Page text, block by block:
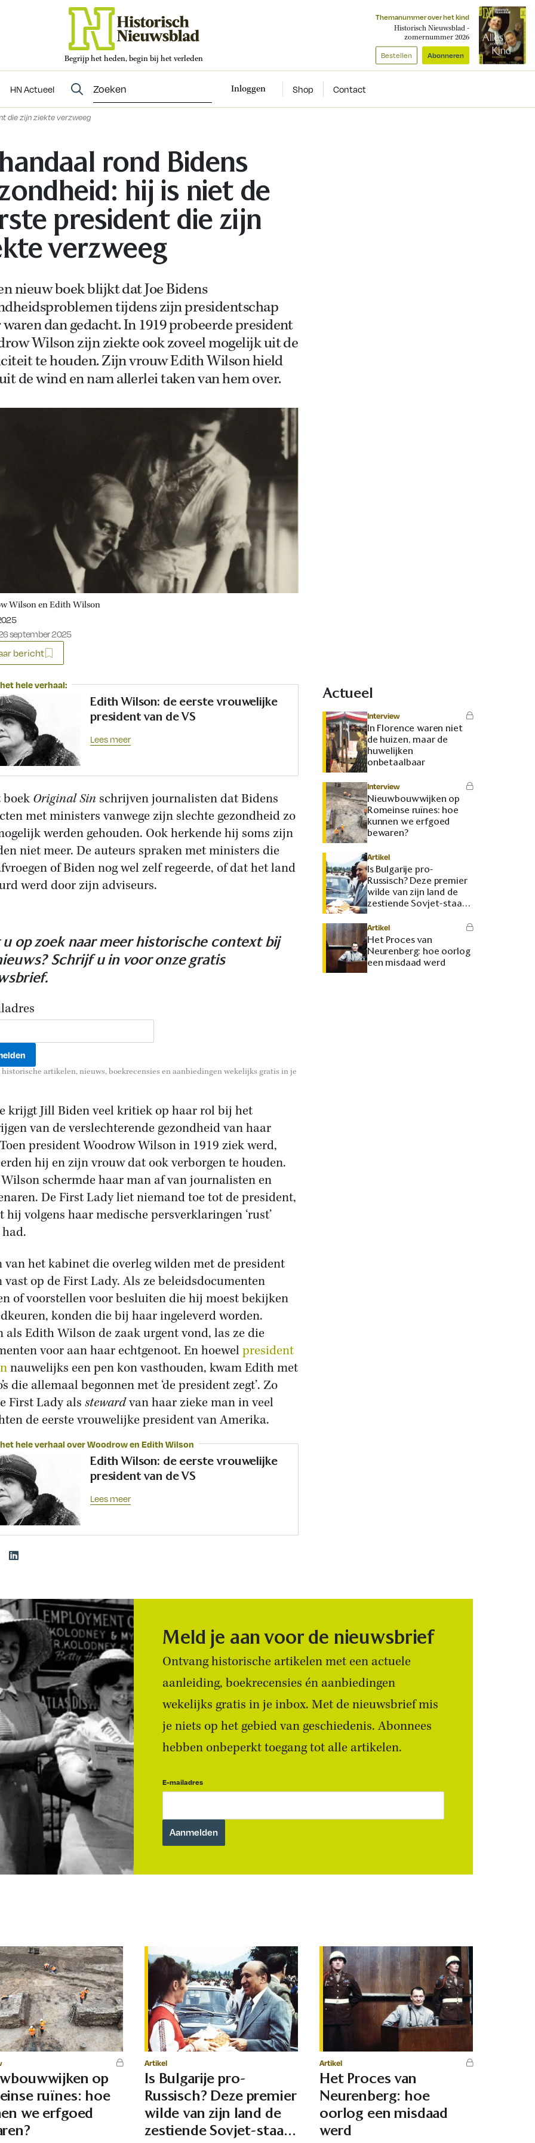
Begrijp het heden, begin bij het verleden
Themanummer over het kind
Historisch Nieuwsblad -
zomernummer 2026
Bestellen Abonneren
HN Actueel Inloggen Shop Contact
Evenementen
die zijn ziekte verzweeg
rond Bidens
hij is niet de
president die zijn
verzweeg
nieuw boek blijkt dat Joe Bidens
tijdens zijn presidentschap
dan gedacht. In 1919 probeerde president
Wilson zijn ziekte ook zoveel mogelijk uit de
te houden. Zijn vrouw Edith Wilson hield
de wind en nam allerlei taken van hem over.
Wilson en Edith Wilson
op:
september 2025
bericht
hele verhaal:
Edith Wilson: de eerste vrouwelijke
president van de VS
Lees meer
Original Sin schrijven journalisten dat Bidens
met ministers vanwege zijn slechte gezondheid zo
werden gehouden. Ook herkende hij soms zijn
niet meer. De auteurs spraken met ministers die
of Biden nog wel zelf regeerde, of dat het land
werd door zijn adviseurs.
op zoek naar meer historische context bij
Schrijf u in voor onze gratis
artikelen, nieuws, boekrecensies en aanbiedingen wekelijks gratis in je
krijgt Jill Biden veel kritiek op haar rol bij het
van de verslechterende gezondheid van haar
president Woodrow Wilson in 1919 ziek werd,
hij en zijn vrouw dat ook verborgen te houden.
schermde haar man af van journalisten en
De First Lady liet niemand toe tot de president,
hij volgens haar medische persverklaringen ‘rust’
van het kabinet die overleg wilden met de president
vast op de First Lady. Als ze beleidsdocumenten
of voorstellen voor besluiten die hij moest bekijken
konden die bij haar ingeleverd worden.
als Edith Wilson de zaak urgent vond, las ze die
voor aan haar echtgenoot. En hoewelpresident
nauwelijks een pen kon vasthouden, kwam Edith met
die allemaal begonnen met ‘de president zegt’. Zo
First Lady als stewardvan haar zieke man in veel
de eerste vrouwelijke president van Amerika.
hele verhaal over Woodrow en Edith Wilson
Edith Wilson: de eerste vrouwelijke
president van de VS
Lees meer
Actueel
Interview
In Florence waren niet
de huizen, maar de
huwelijken
onbetaalbaar
Interview
Nieuwbouwwijken op
Romeinse ruïnes: hoe
kunnen we erfgoed
bewaren?
Artikel
Is Bulgarije pro-
Russisch? Deze premier
wilde van zijn land de
zestiende Sovjet-staat
maken
Artikel
Het Proces van
Neurenberg: hoe oorlog
een misdaad werd
Meld je aan voor de nieuwsbrief
Ontvang historische artikelen met een actuele
aanleiding, boekrecensies én aanbiedingen
wekelijks gratis in je inbox. Met de nieuwsbrief mis
je niets op het gebied van geschiedenis. Abonnees
hebben onbeperkt toegang tot alle artikelen.
E-mailadres
op
ruïnes: hoe
we erfgoed
Artikel
Is Bulgarije pro-
Russisch? Deze premier
wilde van zijn land de
zestiende Sovjet-staat
Artikel
Het Proces van
Neurenberg: hoe
oorlog een misdaad
werd